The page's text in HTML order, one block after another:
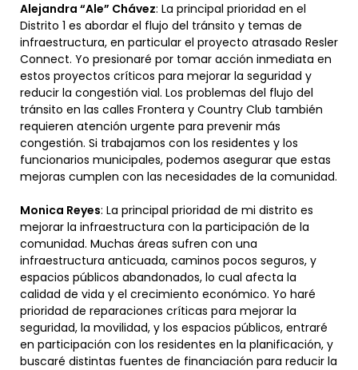
Alejandra “Ale” Chávez: La principal prioridad en el
Distrito 1 es abordar el flujo del tránsito y temas de
infraestructura, en particular el proyecto atrasado Resler
Connect. Yo presionaré por tomar acción inmediata en
estos proyectos críticos para mejorar la seguridad y
reducir la congestión vial. Los problemas del flujo del
tránsito en las calles Frontera y Country Club también
requieren atención urgente para prevenir más
congestión. Si trabajamos con los residentes y los
funcionarios municipales, podemos asegurar que estas
mejoras cumplen con las necesidades de la comunidad.
Monica Reyes: La principal prioridad de mi distrito es
mejorar la infraestructura con la participación de la
comunidad. Muchas áreas sufren con una
infraestructura anticuada, caminos pocos seguros, y
espacios públicos abandonados, lo cual afecta la
calidad de vida y el crecimiento económico. Yo haré
prioridad de reparaciones críticas para mejorar la
seguridad, la movilidad, y los espacios públicos, entraré
en participación con los residentes en la planificación, y
buscaré distintas fuentes de financiación para reducir la